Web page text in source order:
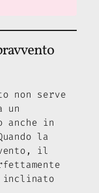
non serve
un
anche in
la
il
inclinato